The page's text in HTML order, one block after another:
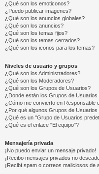
¿Qué son los emoticonos?
¿Puedo publicar imagenes?
¿Qué son los anuncios globales?
¿Qué son los anuncios?
¿Qué son los temas fijos?
¿Qué son los temas cerrados?
¿Qué son los iconos para los temas?
Niveles de usuario y grupos
¿Qué son los Administradores?
¿Qué son los Moderadores?
¿Qué son los Grupos de Usuarios?
¿Donde están los Grupos de
¿Cómo me convierto en Responsable
¿Por qué algunos Grupos de
¿Qué es un "Grupo de Usuarios
¿Qué es el enlace "El equipo"?
Mensajería privada
¡No puedo enviar un mensaje privado!
¡Recibo mensajes privados no
¡Recibí spam o correos maliciosos de